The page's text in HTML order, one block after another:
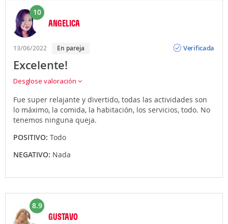
10
ANGELICA
13/06/2022 En pareja
Verificada
Excelente!
Desglose valoración
Fue super relajante y divertido, todas las actividades son
lo máximo, la comida, la habitación, los servicios, todo. No
tenemos ninguna queja.
POSITIVO: Todo
NEGATIVO: Nada
8.9
GUSTAVO